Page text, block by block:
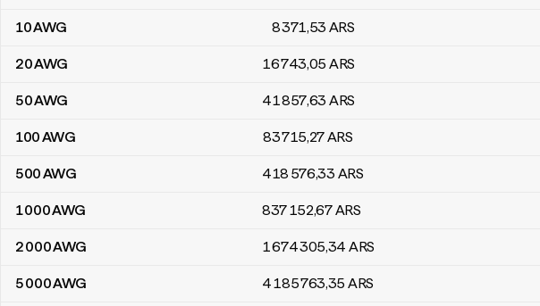
10AWG 8 371,53 ARS
20AWG 16 743,05 ARS
50AWG 41 857,63 ARS
100AWG 83 715,27ARS
500AWG 418 576,33 ARS
1 000AWG 837 152,67ARS
2 000AWG 1 674 305,34 ARS
5 000AWG 4 185 763,35 ARS